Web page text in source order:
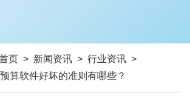
页 > 新闻资讯 > 行业资讯 >
算软件好坏的准则有哪些？